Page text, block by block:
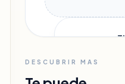
DESCUBRIR MAS